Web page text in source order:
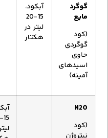
گوگرد
مایع
(کود
گوگردی
حاوی
اسیدهای
آمینه)
آبکود،
15-20
لیتر در
هکتار
N20
(کود